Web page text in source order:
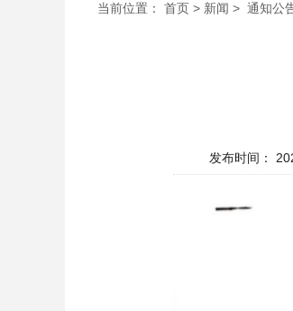
当前位置： 首页 > 新闻 > 通知公
发布时间：